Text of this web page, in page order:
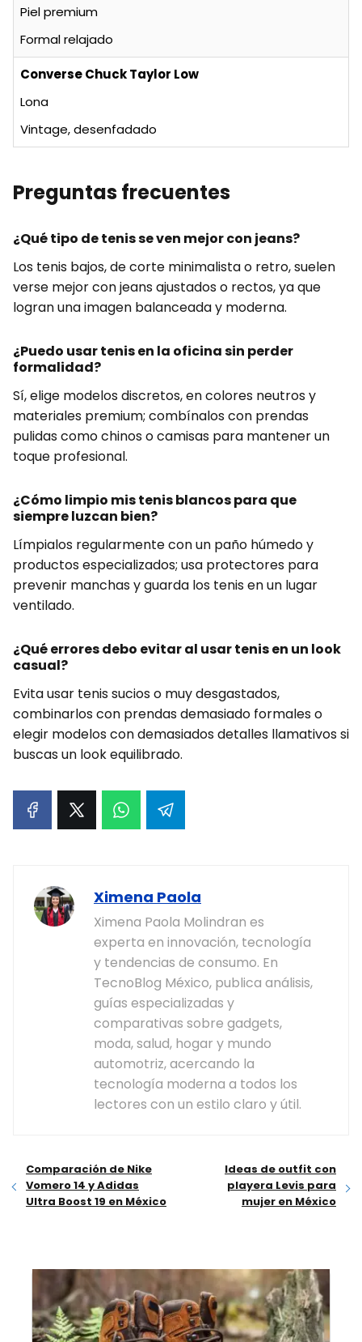
Piel premium
Formal relajado
Converse Chuck Taylor Low
Lona
Vintage, desenfadado
Preguntas frecuentes
¿Qué tipo de tenis se ven mejor con jeans?
Los tenis bajos, de corte minimalista o retro, suelen
verse mejor con jeans ajustados o rectos, ya que
logran una imagen balanceada y moderna.
¿Puedo usar tenis en la oficina sin perder
formalidad?
Sí, elige modelos discretos, en colores neutros y
materiales premium; combínalos con prendas
pulidas como chinos o camisas para mantener un
toque profesional.
¿Cómo limpio mis tenis blancos para que
siempre luzcan bien?
Límpialos regularmente con un paño húmedo y
productos especializados; usa protectores para
prevenir manchas y guarda los tenis en un lugar
ventilado.
¿Qué errores debo evitar al usar tenis en un look
casual?
Evita usar tenis sucios o muy desgastados,
combinarlos con prendas demasiado formales o
elegir modelos con demasiados detalles llamativos si
buscas un look equilibrado.
Ximena Paola
Ximena Paola Molindran es
experta en innovación, tecnología
y tendencias de consumo. En
TecnoBlog México, publica análisis,
guías especializadas y
comparativas sobre gadgets,
moda, salud, hogar y mundo
automotriz, acercando la
tecnología moderna a todos los
lectores con un estilo claro y útil.
Comparación de Nike
Vomero 14 y Adidas
Ultra Boost 19 en México
Ideas de outfit con
playera Levis para
mujer en México